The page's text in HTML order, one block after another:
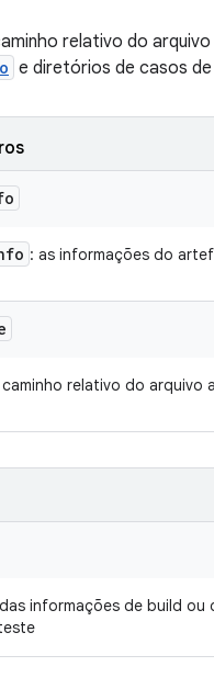
relativo do arquivo
e diretórios de casos
: as informações do
caminho relativo do arquivo
informações de build ou